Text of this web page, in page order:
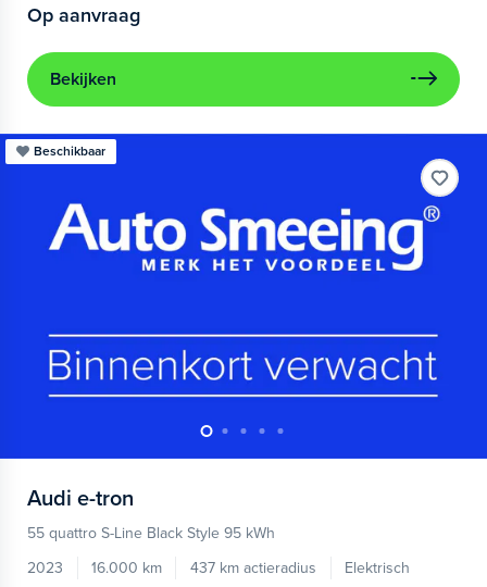
Op aanvraag
Bekijken
Beschikbaar
Audi e-tron
55 quattro S-Line Black Style 95 kWh
2023
16.000 km 437 km actieradius
Elektrisch